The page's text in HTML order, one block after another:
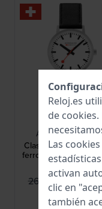
Mondaine
Classic Gent 40 mm
ferroviario suizo de
269,00 €
● En stock
Reloj.es
de cookies
Las
activan
clic en
también